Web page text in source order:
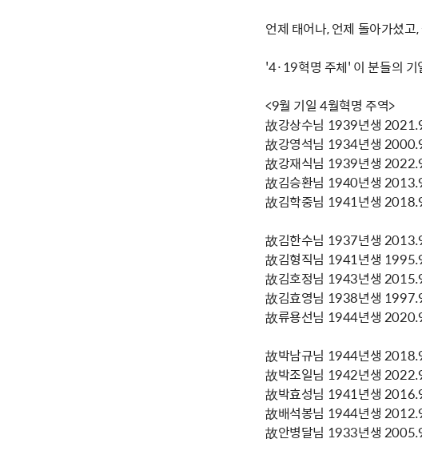
언제 태어나, 언제 돌아가셨
'4·19혁명 주체' 이 분들의 기
<9월 기일 4월혁명 주역>
故강상수님 1939년생
故강영석님 1934년생
故강재식님 1939년생
故김승환님 1940년생
故김학중님 1941년생
故김한수님 1937년생
故김형직님 1941년생
故김호정님 1943년생
故김효영님 1938년생
故류용선님 1944년생
故박남규님 1944년생
故박조일님 1942년생
故박효성님 1941년생
故배석봉님 1944년생
故안병달님 1933년생